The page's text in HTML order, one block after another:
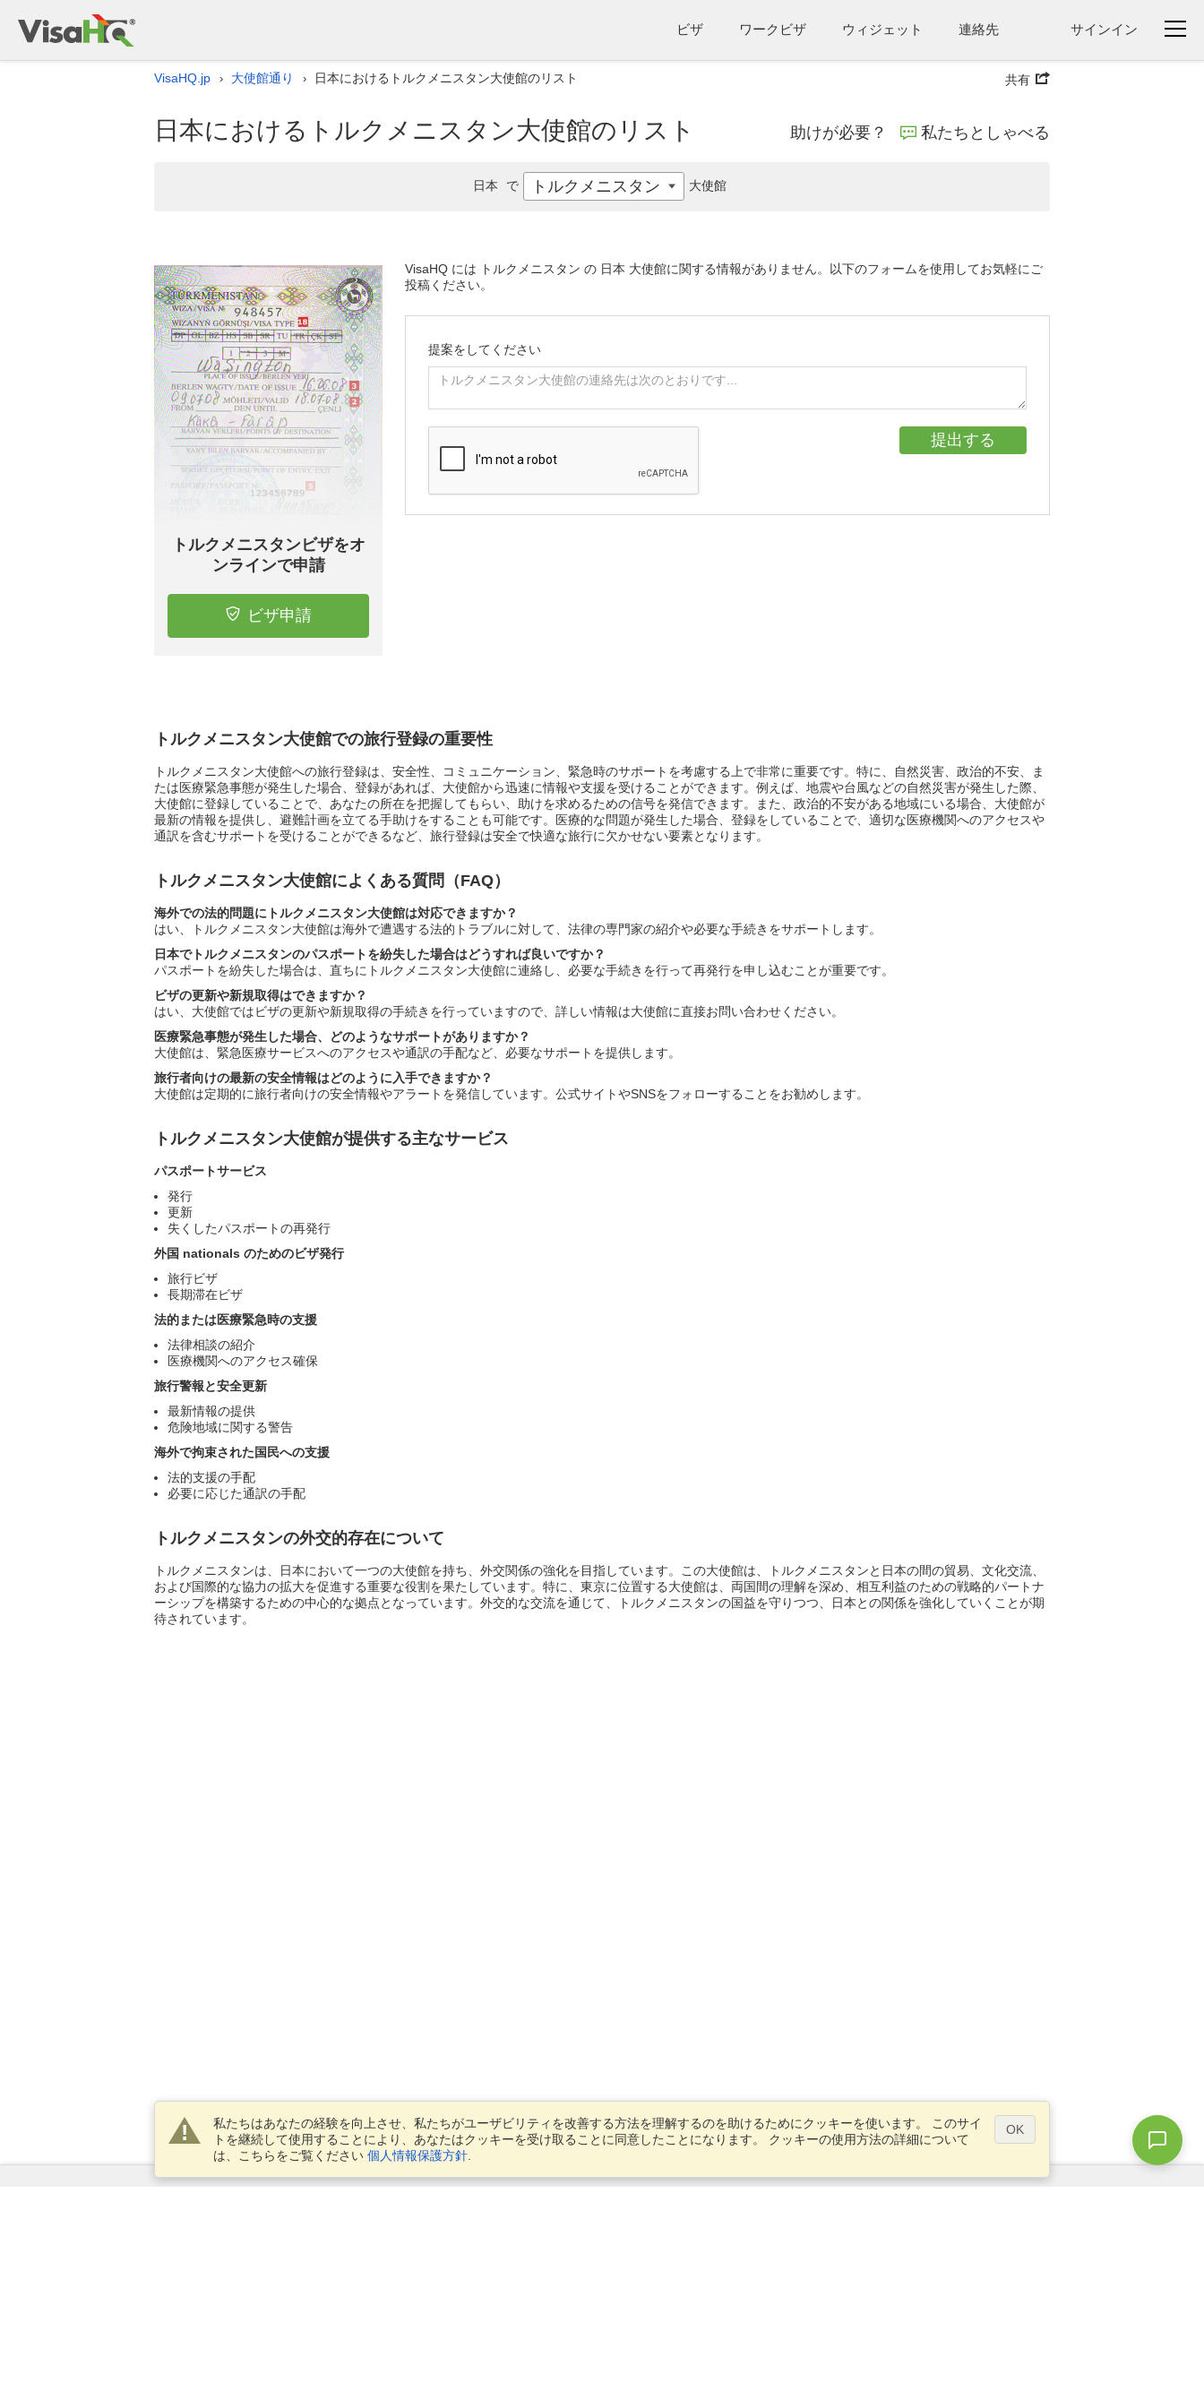
ビザ ワークビザ ウィジェット 連絡先 サインイン
VisaHQ.jp › 大使館通り › 日本におけるトルクメニスタン大使館のリスト 共有
日本におけるトルクメニスタン大使館のリスト 助けが必要？ 私たちとしゃべる
トルクメニスタン大使館での旅行登録の重要性
トルクメニスタン大使館への旅行登録は、安全性、コミュニケーション、緊急時のサポートを考慮する上で非常に重要です。特に、自然災害、政治的不安、ま
たは医療緊急事態が発生した場合、登録があれば、大使館から迅速に情報や支援を受けることができます。例えば、地震や台風などの自然災害が発生した際、
大使館に登録していることで、あなたの所在を把握してもらい、助けを求めるための信号を発信できます。また、政治的不安がある地域にいる場合、大使館が
最新の情報を提供し、避難計画を立てる手助けをすることも可能です。医療的な問題が発生した場合、登録をしていることで、適切な医療機関へのアクセスや
通訳を含むサポートを受けることができるなど、旅行登録は安全で快適な旅行に欠かせない要素となります。
トルクメニスタン大使館によくある質問（FAQ）
海外での法的問題にトルクメニスタン大使館は対応できますか？
はい、トルクメニスタン大使館は海外で遭遇する法的トラブルに対して、法律の専門家の紹介や必要な手続きをサポートします。
日本でトルクメニスタンのパスポートを紛失した場合はどうすれば良いですか？
パスポートを紛失した場合は、直ちにトルクメニスタン大使館に連絡し、必要な手続きを行って再発行を申し込むことが重要です。
ビザの更新や新規取得はできますか？
はい、大使館ではビザの更新や新規取得の手続きを行っていますので、詳しい情報は大使館に直接お問い合わせください。
医療緊急事態が発生した場合、どのようなサポートがありますか？
大使館は、緊急医療サービスへのアクセスや通訳の手配など、必要なサポートを提供します。
旅行者向けの最新の安全情報はどのように入手できますか？
大使館は定期的に旅行者向けの安全情報やアラートを発信しています。公式サイトやSNSをフォローすることをお勧めします。
トルクメニスタン大使館が提供する主なサービス
パスポートサービス
発行
更新
失くしたパスポートの再発行
外国 nationals のためのビザ発行
旅行ビザ
長期滞在ビザ
法的または医療緊急時の支援
法律相談の紹介
医療機関へのアクセス確保
旅行警報と安全更新
最新情報の提供
危険地域に関する警告
海外で拘束された国民への支援
法的支援の手配
必要に応じた通訳の手配
トルクメニスタンの外交的存在について
トルクメニスタンは、日本において一つの大使館を持ち、外交関係の強化を目指しています。この大使館は、トルクメニスタンと日本の間の貿易、文化交流、
および国際的な協力の拡大を促進する重要な役割を果たしています。特に、東京に位置する大使館は、両国間の理解を深め、相互利益のための戦略的パートナ
ーシップを構築するための中心的な拠点となっています。外交的な交流を通じて、トルクメニスタンの国益を守りつつ、日本との関係を強化していくことが期
待されています。
トルクメニスタンビザをオ
ンラインで申請
ビザ申請
VisaHQ には トルクメニスタン の 日本 大使館に関する情報がありません。以下のフォームを使用してお気軽にご
投稿ください。
提案をしてください
日本 で トルクメニスタン 大使館
私たちはあなたの経験を向上させ、私たちがユーザビリティを改善する方法を理解するのを助けるためにクッキーを使います。 このサイ
トを継続して使用することにより、あなたはクッキーを受け取ることに同意したことになります。 クッキーの使用方法の詳細について
は、こちらをご覧ください 個人情報保護方針
OK